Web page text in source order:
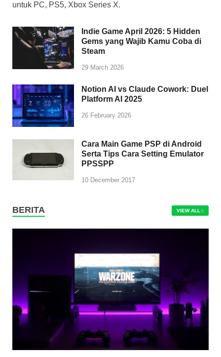
untuk PC, PS5, Xbox Series X.
Indie Game April 2026: 5 Hidden
Gems yang Wajib Kamu Coba di
Steam
29 March 2026
Notion AI vs Claude Cowork: Duel
Platform AI 2025
26 February 2026
Cara Main Game PSP di Android
Serta Tips Cara Setting Emulator
PPSSPP
10 December 2017
BERITA VIEW ALL